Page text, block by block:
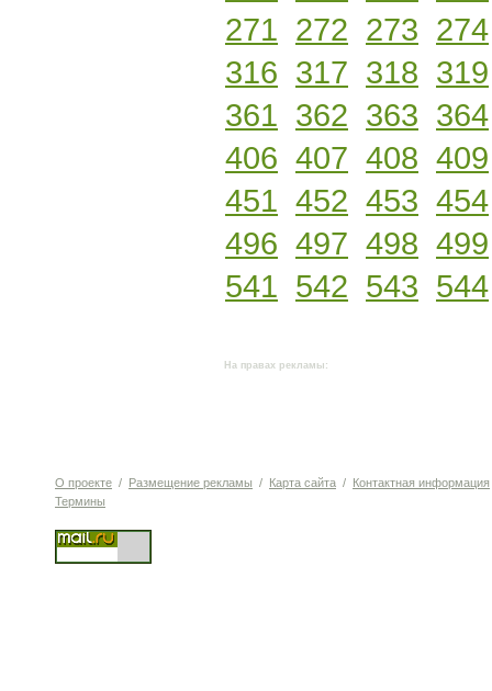
271 272 273 274
316 317 318 319
361 362 363 364
406 407 408 409
451 452 453 454
496 497 498 499
541 542 543 544
На правах рекламы:
О проекте / Размещение рекламы / Карта сайта / Контактная информация
Термины